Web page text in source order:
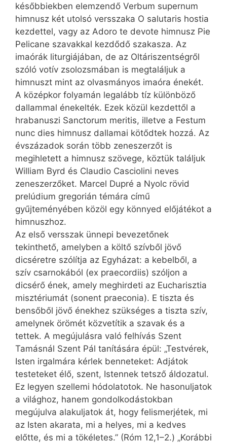
későbbiekben elemzendő Verbum supernum
himnusz két utolsó versszaka O salutaris hostia
kezdettel, vagy az Adoro te devote himnusz Pie
Pelicane szavakkal kezdődő szakasza. Az
imaórák liturgiájában, de az Oltáriszentségről
szóló votív zsolozsmában is megtaláljuk a
himnuszt mint az olvasmányos imaóra énekét.
A középkor folyamán legalább tíz különböző
dallammal énekelték. Ezek közül kezdettől a
hrabanuszi Sanctorum meritis, illetve a Festum
nunc dies himnusz dallamai kötődtek hozzá. Az
évszázadok során több zeneszerzőt is
megihletett a himnusz szövege, köztük találjuk
William Byrd és Claudio Casciolini neves
zeneszerzőket. Marcel Dupré a Nyolc rövid
prelúdium gregorián témára című
gyűjteményében közöl egy könnyed előjátékot a
himnuszhoz.
Az első versszak ünnepi bevezetőnek
tekinthető, amelyben a költő szívből jövő
dicséretre szólítja az Egyházat: a kebelből, a
szív csarnokából (ex praecordiis) szóljon a
dicsérő ének, amely meghirdeti az Eucharisztia
misztériumát (sonent praeconia). E tiszta és
bensőből jövő énekhez szükséges a tiszta szív,
amelynek örömét közvetítik a szavak és a
tettek. A megújulásra való felhívás Szent
Tamásnál Szent Pál tanítására épül: „Testvérek,
Isten irgalmára kérlek benneteket: Adjátok
testeteket élő, szent, Istennek tetsző áldozatul.
Ez legyen szellemi hódolatotok. Ne hasonuljatok
a világhoz, hanem gondolkodástokban
megújulva alakuljatok át, hogy felismerjétek, mi
az Isten akarata, mi a helyes, mi a kedves
előtte, és mi a tökéletes.” (Róm 12,1–2.) „Korábbi